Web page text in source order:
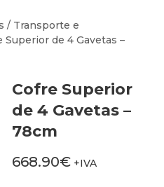
/ Transporte e
Superior de 4 Gavetas –
Cofre Superior
de 4 Gavetas –
78cm
668.90€ +IVA